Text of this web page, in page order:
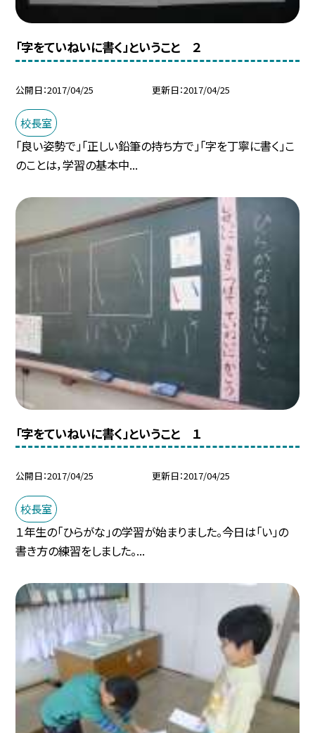
「字をていねいに書く」ということ ２
公開日 2017/04/25 更新日 2017/04/25
校長室
「良い姿勢で」「正しい鉛筆の持ち方で」「字を丁寧に書く」こ
のことは，学習の基本中...
「字をていねいに書く」ということ １
公開日 2017/04/25 更新日 2017/04/25
校長室
１年生の「ひらがな」の学習が始まりました。今日は「い」の
書き方の練習をしました。...